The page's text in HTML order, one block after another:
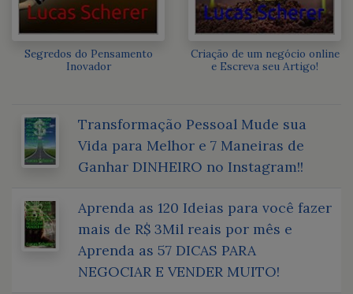
Segredos do Pensamento
Inovador
Criação de um negócio online
e Escreva seu Artigo!
Transformação Pessoal Mude sua
Vida para Melhor e 7 Maneiras de
Ganhar DINHEIRO no Instagram!!
Aprenda as 120 Ideias para você fazer
mais de R$ 3Mil reais por mês e
Aprenda as 57 DICAS PARA
NEGOCIAR E VENDER MUITO!